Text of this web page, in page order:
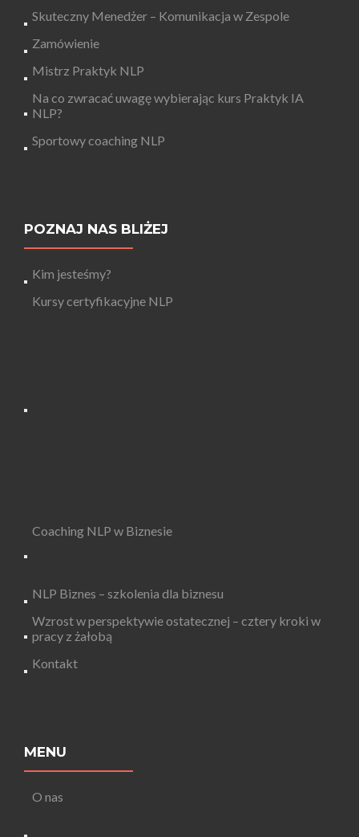
Skuteczny Menedżer – Komunikacja w Zespole
Zamówienie
Mistrz Praktyk NLP
Na co zwracać uwagę wybierając kurs Praktyk IA
NLP?
Sportowy coaching NLP
POZNAJ NAS BLIŻEJ
Kim jesteśmy?
Kursy certyfikacyjne NLP
Coaching NLP w Biznesie
NLP Biznes – szkolenia dla biznesu
Wzrost w perspektywie ostatecznej – cztery kroki w
pracy z żałobą
Kontakt
MENU
O nas